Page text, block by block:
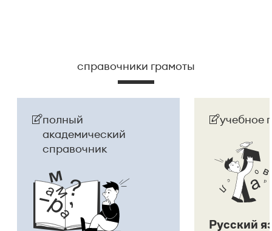
справочники грамоты
полный
академический
справочник
учебное
Русский